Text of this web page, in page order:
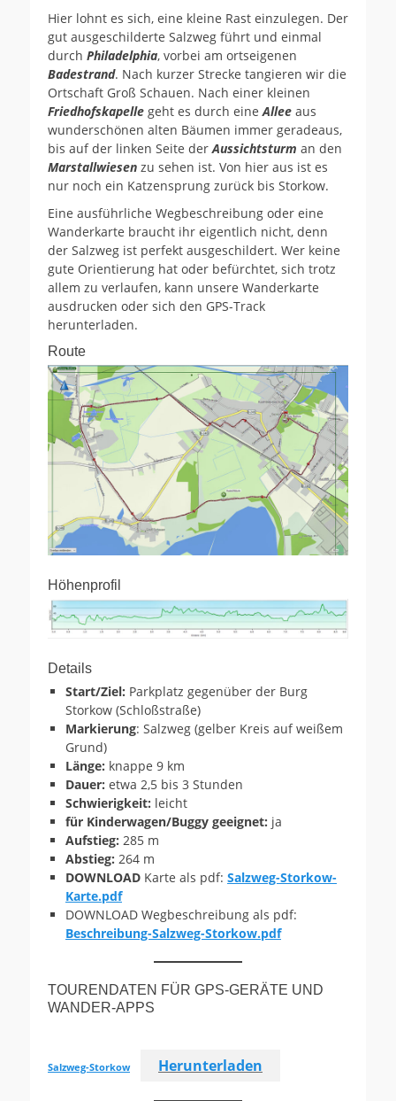
Hier lohnt es sich, eine kleine Rast einzulegen. Der
gut ausgeschilderte Salzweg führt und einmal
durch Philadelphia, vorbei am ortseigenen
Badestrand. Nach kurzer Strecke tangieren wir die
Ortschaft Groß Schauen. Nach einer kleinen
Friedhofskapelle geht es durch eineAllee aus
wunderschönen alten Bäumen immer geradeaus,
bis auf der linken Seite derAussichtsturm an den
Marstallwiesen zu sehen ist. Von hier aus ist es
nur noch ein Katzensprung zurück bis Storkow.
Eine ausführliche Wegbeschreibung oder eine
Wanderkarte braucht ihr eigentlich nicht, denn
der Salzweg ist perfekt ausgeschildert. Wer keine
gute Orientierung hat oder befürchtet, sich trotz
allem zu verlaufen, kann unsere Wanderkarte
ausdrucken oder sich den GPS-Track
herunterladen.
Route
Höhenprofil
Details
Start/Ziel: Parkplatz gegenüber der Burg
Storkow (Schloßstraße)
Markierung: Salzweg (gelber Kreis auf weißem
Grund)
Länge: knappe 9 km
Dauer: etwa 2,5 bis 3 Stunden
Schwierigkeit: leicht
für Kinderwagen/Buggy geeignet: ja
Aufstieg: 285 m
Abstieg: 264 m
DOWNLOAD Karte als pdf: Salzweg-Storkow-
Karte.pdf
DOWNLOAD Wegbeschreibung als pdf:
Beschreibung-Salzweg-Storkow.pdf
TOURENDATEN FÜR GPS-GERÄTE UND
WANDER-APPS
Salzweg-Storkow Herunterladen